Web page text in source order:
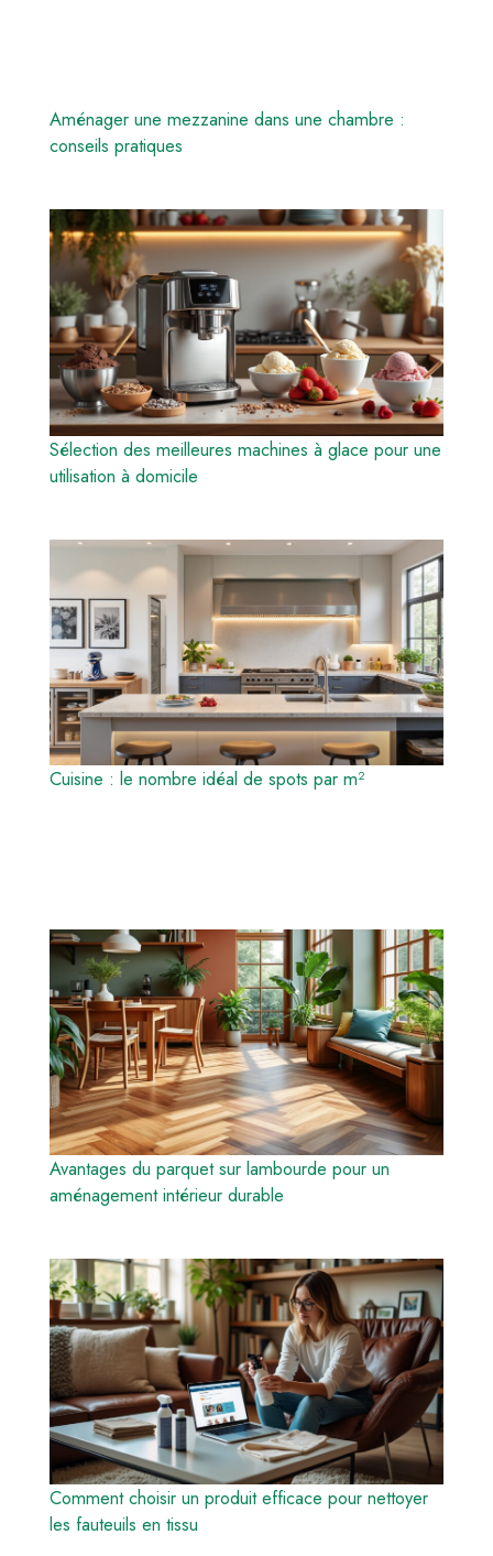
Aménager une mezzanine dans une chambre :
conseils pratiques
Sélection des meilleures machines à glace pour une
utilisation à domicile
Cuisine : le nombre idéal de spots par m²
Avantages du parquet sur lambourde pour un
aménagement intérieur durable
Comment choisir un produit efficace pour nettoyer
les fauteuils en tissu